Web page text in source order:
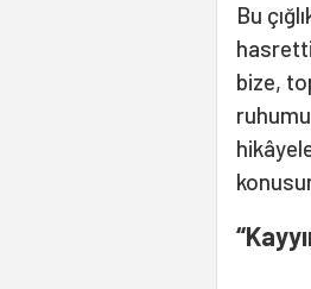
Bu
bize,